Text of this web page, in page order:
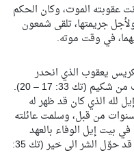
عقوبته الموت، وكان الحكم
جريمتها، تلقى شمعون
في وقت موته.
يعقوب الذي انحدر
تدريجيًا الى حد ما كنتيجة لإقامته بالقرب من شكيم (تك 33: 17 – 20).
لله الذي كان قد ظهر له
من قبل، وسلمت عائلته
بيت إيل الوفاء بالعهد
الذي طال نسيانه. وبهذه الطريقة فإن الله قد حوّل الشر الى خير (تك 35: